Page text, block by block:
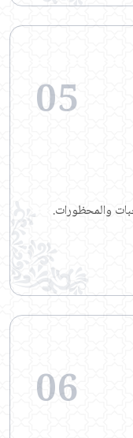
05
والمحظورات.
06